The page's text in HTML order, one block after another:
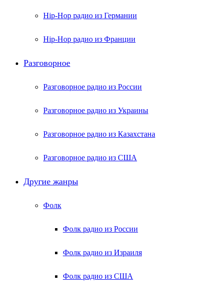
Hip-Hop радио из Германии
Hip-Hop радио из Франции
Разговорное
Разговорное радио из России
Разговорное радио из Украины
Разговорное радио из Казахстана
Разговорное радио из США
Другие жанры
Фолк
Фолк радио из России
Фолк радио из Израиля
Фолк радио из США